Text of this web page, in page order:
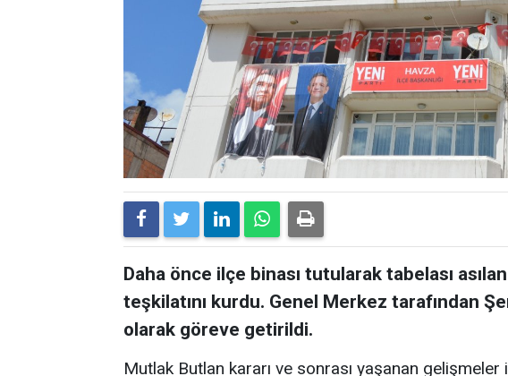
Daha önce ilçe binası tutularak tabelası
teşkilatını kurdu. Genel Merkez tarafından
olarak göreve getirildi.
Mutlak Butlan kararı ve sonrası yaşanan gelişmeler